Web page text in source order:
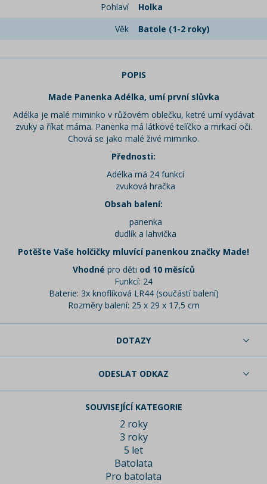
Pohlaví
Holka
Věk
Batole (1-2 roky)
POPIS
Made Panenka Adélka, umí první slůvka
Adélka je malé miminko v růžovém oblečku, ketré umí vydávat
zvuky a říkat máma. Panenka má látkové telíčko a mrkací oči.
Chová se jako malé živé miminko.
Přednosti:
Adélka má 24 funkcí
zvuková hračka
Obsah balení:
panenka
dudlík a lahvička
Potěšte Vaše holčičky mluvící panenkou značky Made!
Vhodné pro děti od 10 měsíců
Funkcí: 24
Baterie: 3x knoflíková LR44 (součástí balení)
Rozměry balení: 25 x 29 x 17,5 cm
DOTAZY
ODESLAT ODKAZ
SOUVISEJÍCÍ KATEGORIE
2 roky
3 roky
5 let
Batolata
Pro batolata